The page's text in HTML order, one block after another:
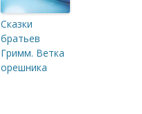
Сказки
братьев
Гримм. Ветка
орешника